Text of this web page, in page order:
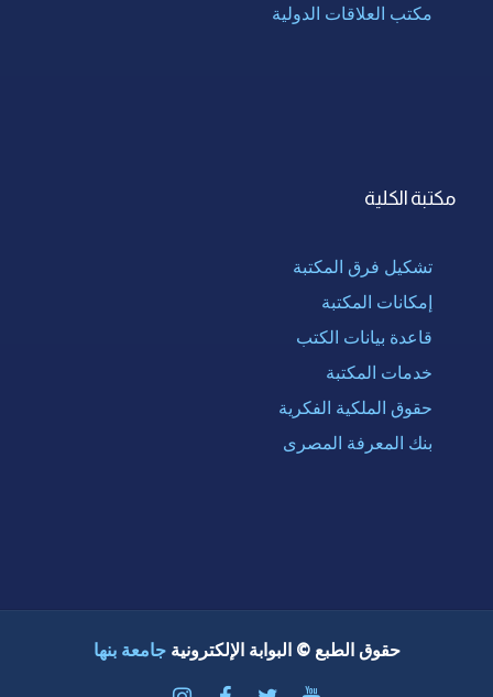
مكتب العلاقات الدولية
مكتبة الكلية
تشكيل فرق المكتبة
إمكانات المكتبة
قاعدة بيانات الكتب
خدمات المكتبة
حقوق الملكية الفكرية
بنك المعرفة المصرى
حقوق الطبع © البوابة الإلكترونية جامعة بنها